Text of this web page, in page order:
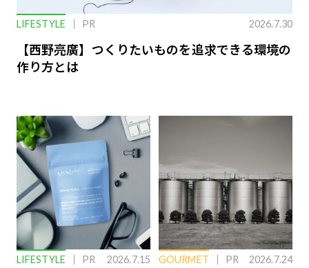
LIFESTYLE PR 2026.7.30
【西野亮廣】つくりたいものを追求できる環境の
作り方とは
LIFESTYLE PR 2026.7.15 GOURMET PR 2026.7.24